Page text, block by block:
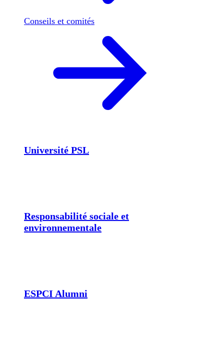
Conseils et comités
Université PSL
Responsabilité sociale et
environnementale
ESPCI Alumni